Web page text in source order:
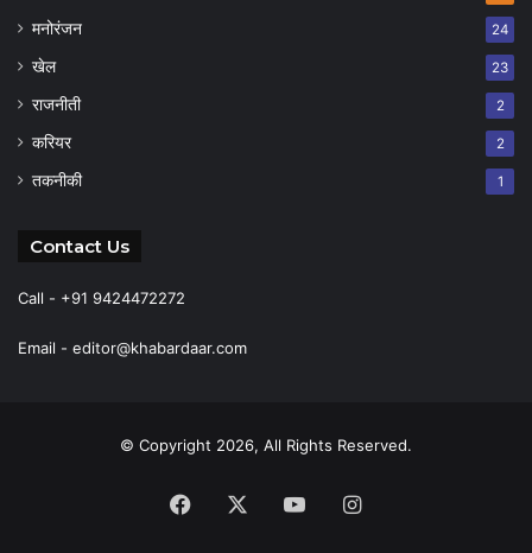
मनोरंजन 24
खेल 23
राजनीती 2
करियर 2
तकनीकी 1
Contact Us
Call - +91 9424472272
Email - editor@khabardaar.com
© Copyright 2026, All Rights Reserved.
Facebook YouTubeInstagram